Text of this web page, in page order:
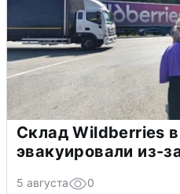
Склад Wildberries
эвакуировали из-
5 августа 0